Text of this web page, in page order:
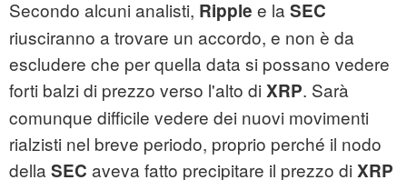
Secondo alcuni analisti, Ripple e la SEC
riusciranno a trovare un accordo, e non è da
escludere che per quella data si possano vedere
forti balzi di prezzo verso l'alto di XRP. Sarà
comunque difficile vedere dei nuovi movimenti
rialzisti nel breve periodo, proprio perché il nodo
della SEC aveva fatto precipitare il prezzo di XRP